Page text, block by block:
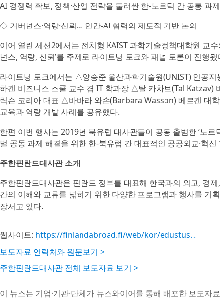
AI 경쟁력 확보, 정책·산업 전략을 둘러싼 한‑노르딕 간 공통 과
◇ 거버넌스·역량·신뢰… 인간-AI 협력의 제도적 기반 논의
이어 열린 세션2에서는 전치형 KAIST 과학기술정책대학원 교
넌스, 역량, 신뢰’를 주제로 라이트닝 토크와 패널 토론이 진행됐
라이트닝 토크에서는 △양승준 울산과학기술원(UNIST) 인공
하겐 비즈니스 스쿨 교수 겸 IT 학과장 △탈 카차브(Tal
릭슨 코리아 대표 △바바라 와손(Barbara Wasson) 베르겐 대
교육과 역량 개발 사례를 공유했다.
한편 이번 행사는 2019년 북유럽 대사관들이 공동 출범한 ‘노
벌 공동 과제 해결을 위한 한‑북유럽 간 대표적인 공공외교·혁
주한핀란드대사관 소개
주한핀란드대사관은 핀란드 정부를 대표해 한국과의 외교, 경
간의 이해와 교류를 넓히기 위한 다양한 프로그램과 행사를 기
장서고 있다.
웹사이트: https://finlandabroad.fi/web/kor/edustus...
보도자료 연락처와 원문보기 >
주한핀란드대사관 전체 보도자료 보기 >
이 뉴스는 기업·기관·단체가 뉴스와이어를 통해 배포한 보도자